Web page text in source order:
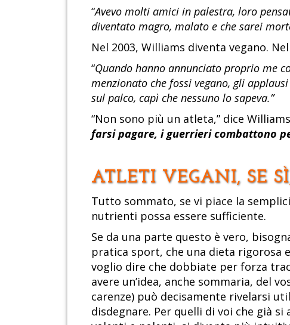
“Avevo molti amici in palestra, loro
diventato magro, malato e che sarei
Nel 2003, Williams diventa vegano.
“Quando hanno annunciato proprio me
menzionato che fossi vegano, gli
sul palco, capì che nessuno lo sapeva.”
“Non sono più un atleta,” dice
farsi pagare, i guerrieri combattono
ATLETI VEGANI, SE
Tutto sommato, se vi piace la
nutrienti possa essere sufficiente.
Se da una parte questo è vero,
pratica sport, che una dieta rigorosa
voglio dire che dobbiate per forza
avere un’idea, anche sommaria, del
carenze) può decisamente rivelarsi
disdegnare. Per quelli di voi che già